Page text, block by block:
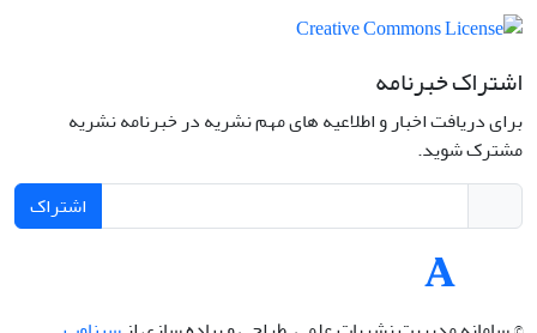
اشتراک خبرنامه
برای دریافت اخبار و اطلاعیه های مهم نشریه در خبرنامه نشریه
مشترک شوید.
اشتراک